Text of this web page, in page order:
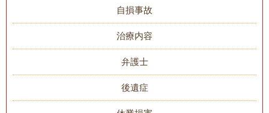
自損事故
治療内容
弁護士
後遺症